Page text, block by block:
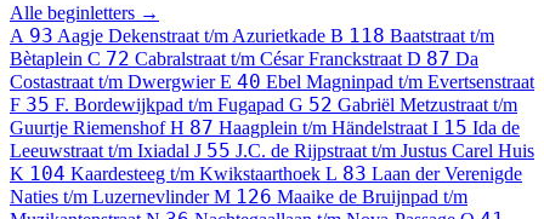
Alle beginletters →
A 93 Aagje Dekenstraat t/m Azurietkade B 118 Baatstraat t/m
Bètaplein C 72 Cabralstraat t/m César Franckstraat D 87 Da
Costastraat t/m DwergwierE 40 Ebel Magninpad t/m Evertsenstraat
F 35 F. Bordewijkpad t/m Fugapad G 52 Gabriël Metzustraat t/m
Guurtje RiemenshofH 87 Haagplein t/m Händelstraat I 15 Ida de
Leeuwstraat t/m Ixiadal J 55 J.C. de Rijpstraat t/m Justus Carel Huis
K 104 Kaardesteeg t/m Kwikstaarthoek L 83 Laan der Verenigde
Naties t/m LuzernevlinderM 126 Maaike de Bruijnpad t/m